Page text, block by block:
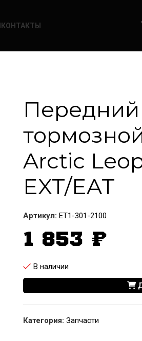
КОНТАКТЫ
Передний
Arctic
EXT/EAT
Артикул: ET1-301-2100
1 853 ₽
В наличии
Категория: Запчасти